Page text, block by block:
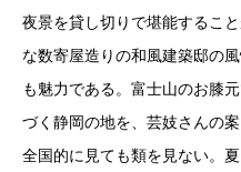
夜景を貸し切りで堪能するこ
な数寄屋造りの和風建築邸の
も魅力である。富士山のお膝
づく静岡の地を、芸妓さんの
全国的に見ても類を見ない。